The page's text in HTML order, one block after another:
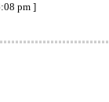
pm ]